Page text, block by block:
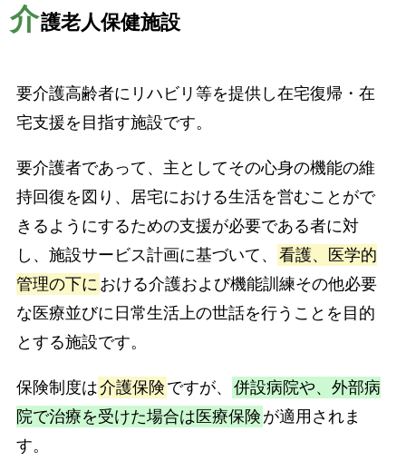
介護老人保健施設
要介護高齢者にリハビリ等を提供し在宅復帰・在
宅支援を目指す施設です。
要介護者であって、主としてその心身の機能の維
持回復を図り、居宅における生活を営むことがで
きるようにするための支援が必要である者に対
し、施設サービス計画に基づいて、
看護、医学的
管理の下に おける介護および機能訓練その他必要
な医療並びに日常生活上の世話を行うことを目的
とする施設です。
保険制度は介護保険 ですが、
併設病院や、外部病
院で治療を受けた場合は医療保険 が適用されま
す。